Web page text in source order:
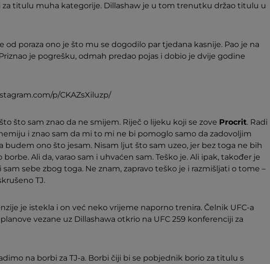
za titulu muha kategorije. Dillashaw je u tom trenutku držao titulu u
od poraza ono je što mu se dogodilo par tjedana kasnije. Pao je na
je pogrešku, odmah predao pojas i dobio je dvije godine
p/CKAZsXiluzp/
što sam znao da ne smijem. Riječ o lijeku koji se zove Procrit. Radi
i znao sam da mi to mi ne bi pomoglo samo da zadovoljim
budem ono što jesam. Nisam ljut što sam uzeo, jer bez toga ne bih
Ali da, varao sam i uhvaćen sam. Teško je. Ali ipak, također je
sebe zbog toga. Ne znam, zapravo teško je i razmišljati o tome –
TJ.
je istekla i on već neko vrijeme naporno trenira. Čelnik UFC-a
vezane uz Dillashawa otkrio na UFC 259 konferenciji za
na borbi za TJ-a. Borbi čiji bi se pobjednik borio za titulu s